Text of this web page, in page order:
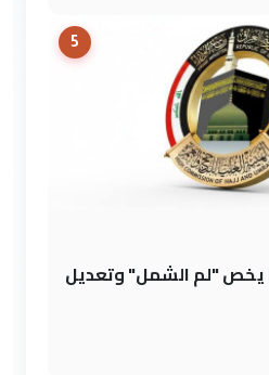
5
يخص "لم الشمل" وتعديل